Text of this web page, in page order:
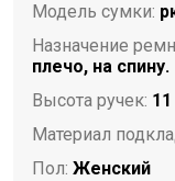
Модель сумки:
Назначение
плечо, на спину.
Высота ручек:
Материал
Пол: Женский